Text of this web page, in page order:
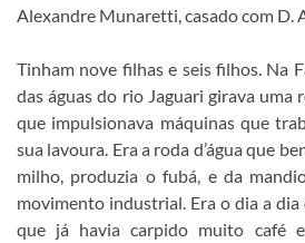
Alexandre Munaretti, casado com D.
Tinham nove filhas e seis filhos. Na
das águas do rio Jaguari girava uma
que impulsionava máquinas que
sua lavoura. Era a roda d’água que
milho, produzia o fubá, e da
movimento industrial. Era o dia a
que já havia carpido muito café